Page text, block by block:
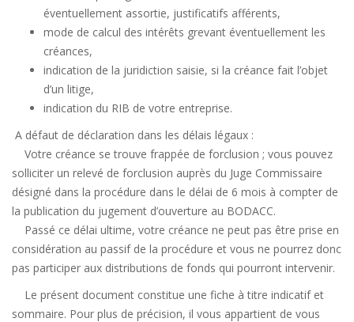
éventuellement assortie, justificatifs afférents,
mode de calcul des intérêts grevant éventuellement les
créances,
indication de la juridiction saisie, si la créance fait l’objet
d’un litige,
indication du RIB de votre entreprise.
A défaut de déclaration dans les délais légaux :
Votre créance se trouve frappée de forclusion ; vous pouvez
solliciter un relevé de forclusion auprès du Juge Commissaire
désigné dans la procédure dans le délai de 6 mois à compter de
la publication du jugement d’ouverture au BODACC.
Passé ce délai ultime, votre créance ne peut pas être prise en
considération au passif de la procédure et vous ne pourrez donc
pas participer aux distributions de fonds qui pourront intervenir.
Le présent document constitue une fiche à titre indicatif et
sommaire. Pour plus de précision, il vous appartient de vous